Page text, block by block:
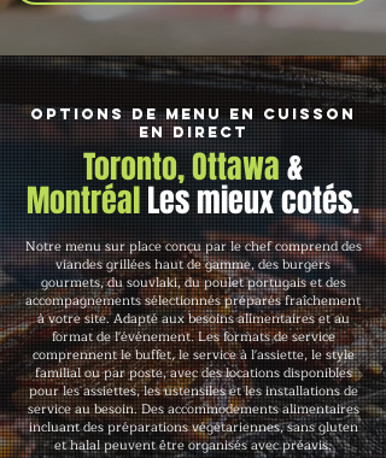
Options de menu en cuisson
en direct
Toronto, Ottawa&
MontréalLes mieux cotés.
Notre menu sur place conçu par le chef comprend des
viandes grillées haut de gamme, des burgers
gourmets, du souvlaki, du poulet portugais et des
accompagnements sélectionnés préparés fraîchement
à votre site. Adapté aux besoins alimentaires et au
format de l'événement. Les formats de service
comprennent le buffet, le service à l'assiette, le style
familial ou par poste, avec des locations disponibles
pour les assiettes, les ustensiles et les installations de
service au besoin. Des accommodements alimentaires
incluant des préparations végétariennes, sans gluten
et halal peuvent être organisés avec préavis.